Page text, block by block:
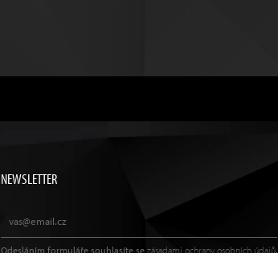
NEWSLETTER
Odesláním formuláře souhlasíte se zásadami ochrany osobních údajů.